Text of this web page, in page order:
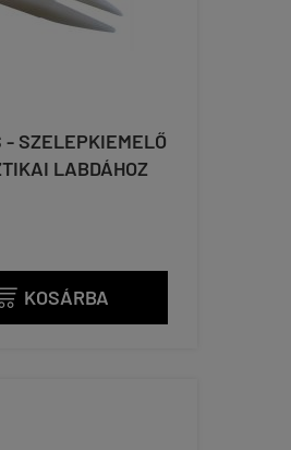
- SZELEPKIEMELŐ
LABDÁHOZ
KOSÁRBA